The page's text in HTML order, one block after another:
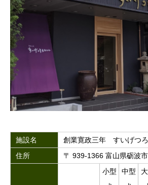
施設名
創業寛政三年 すいげつ
住所
〒 939-1366 富山県砺波
小型
中型